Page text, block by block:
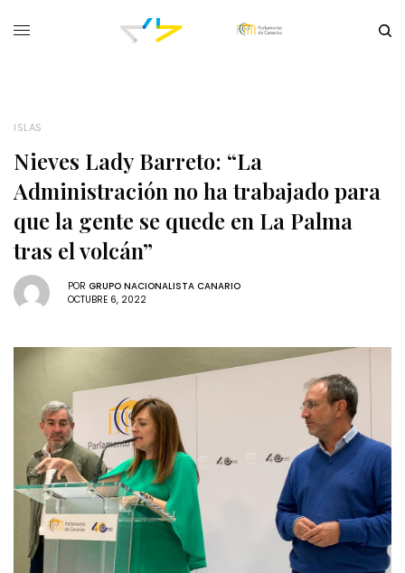
ISLAS
Nieves Lady Barreto: “La
Administración no ha trabajado para
que la gente se quede en La Palma
tras el volcán”
POR GRUPO NACIONALISTA CANARIO
OCTUBRE 6, 2022